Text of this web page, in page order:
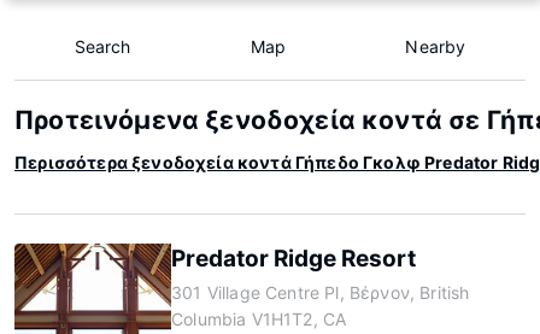
Search Map Nearby
Προτεινόμενα ξενοδοχεία κοντά σε
Περισσότερα ξενοδοχεία κοντά Γήπεδο Γκολφ Predator
Predator Ridge Resort
301 Village Centre Pl, Βέρνον, British
Columbia V1H1T2, CA